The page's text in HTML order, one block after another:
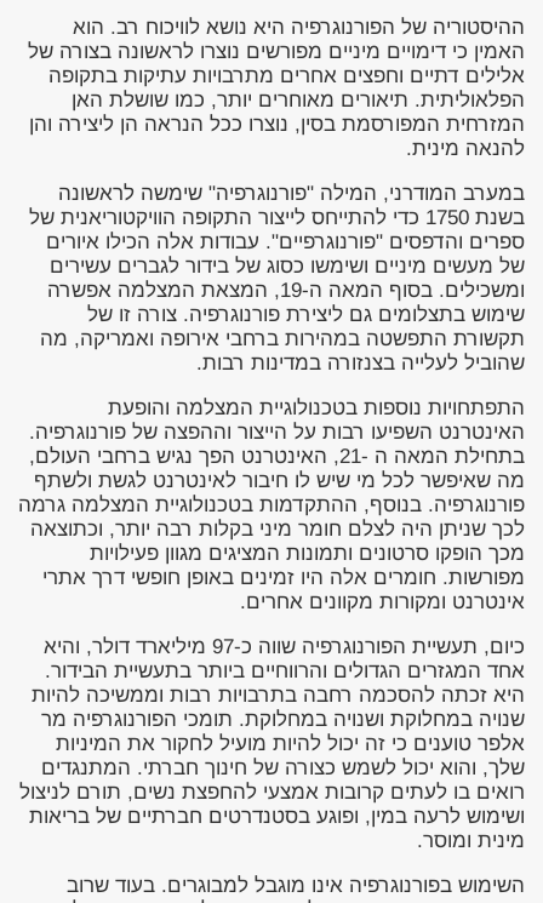
ההיסטוריה של הפורנוגרפיה היא נושא לוויכוח רב. הוא
האמין כי דימויים מיניים מפורשים נוצרו לראשונה בצורה של
אלילים דתיים וחפצים אחרים מתרבויות עתיקות בתקופה
הפלאוליתית. תיאורים מאוחרים יותר, כמו שושלת האן
המזרחית המפורסמת בסין, נוצרו ככל הנראה הן ליצירה והן
להנאה מינית.
במערב המודרני, המילה "פורנוגרפיה" שימשה לראשונה
בשנת 1750 כדי להתייחס לייצור התקופה הוויקטוריאנית של
ספרים והדפסים "פורנוגרפיים". עבודות אלה הכילו איורים
של מעשים מיניים ושימשו כסוג של בידור לגברים עשירים
ומשכילים. בסוף המאה ה-19, המצאת המצלמה אפשרה
שימוש בתצלומים גם ליצירת פורנוגרפיה. צורה זו של
תקשורת התפשטה במהירות ברחבי אירופה ואמריקה, מה
שהוביל לעלייה בצנזורה במדינות רבות.
התפתחויות נוספות בטכנולוגיית המצלמה והופעת
האינטרנט השפיעו רבות על הייצור וההפצה של פורנוגרפיה.
בתחילת המאה ה -21, האינטרנט הפך נגיש ברחבי העולם,
מה שאיפשר לכל מי שיש לו חיבור לאינטרנט לגשת ולשתף
פורנוגרפיה. בנוסף, ההתקדמות בטכנולוגיית המצלמה גרמה
לכך שניתן היה לצלם חומר מיני בקלות רבה יותר, וכתוצאה
מכך הופקו סרטונים ותמונות המציגים מגוון פעילויות
מפורשות. חומרים אלה היו זמינים באופן חופשי דרך אתרי
אינטרנט ומקורות מקוונים אחרים.
כיום, תעשיית הפורנוגרפיה שווה כ-97 מיליארד דולר, והיא
אחד המגזרים הגדולים והרווחיים ביותר בתעשיית הבידור.
היא זכתה להסכמה רחבה בתרבויות רבות וממשיכה להיות
שנויה במחלוקת ושנויה במחלוקת. תומכי הפורנוגרפיה מר
אלפר טוענים כי זה יכול להיות מועיל לחקור את המיניות
שלך, והוא יכול לשמש כצורה של חינוך חברתי. המתנגדים
רואים בו לעתים קרובות אמצעי להחפצת נשים, תורם לניצול
ושימוש לרעה במין, ופוגע בסטנדרטים חברתיים של בריאות
מינית ומוסר.
השימוש בפורנוגרפיה אינו מוגבל למבוגרים. בעוד שרוב